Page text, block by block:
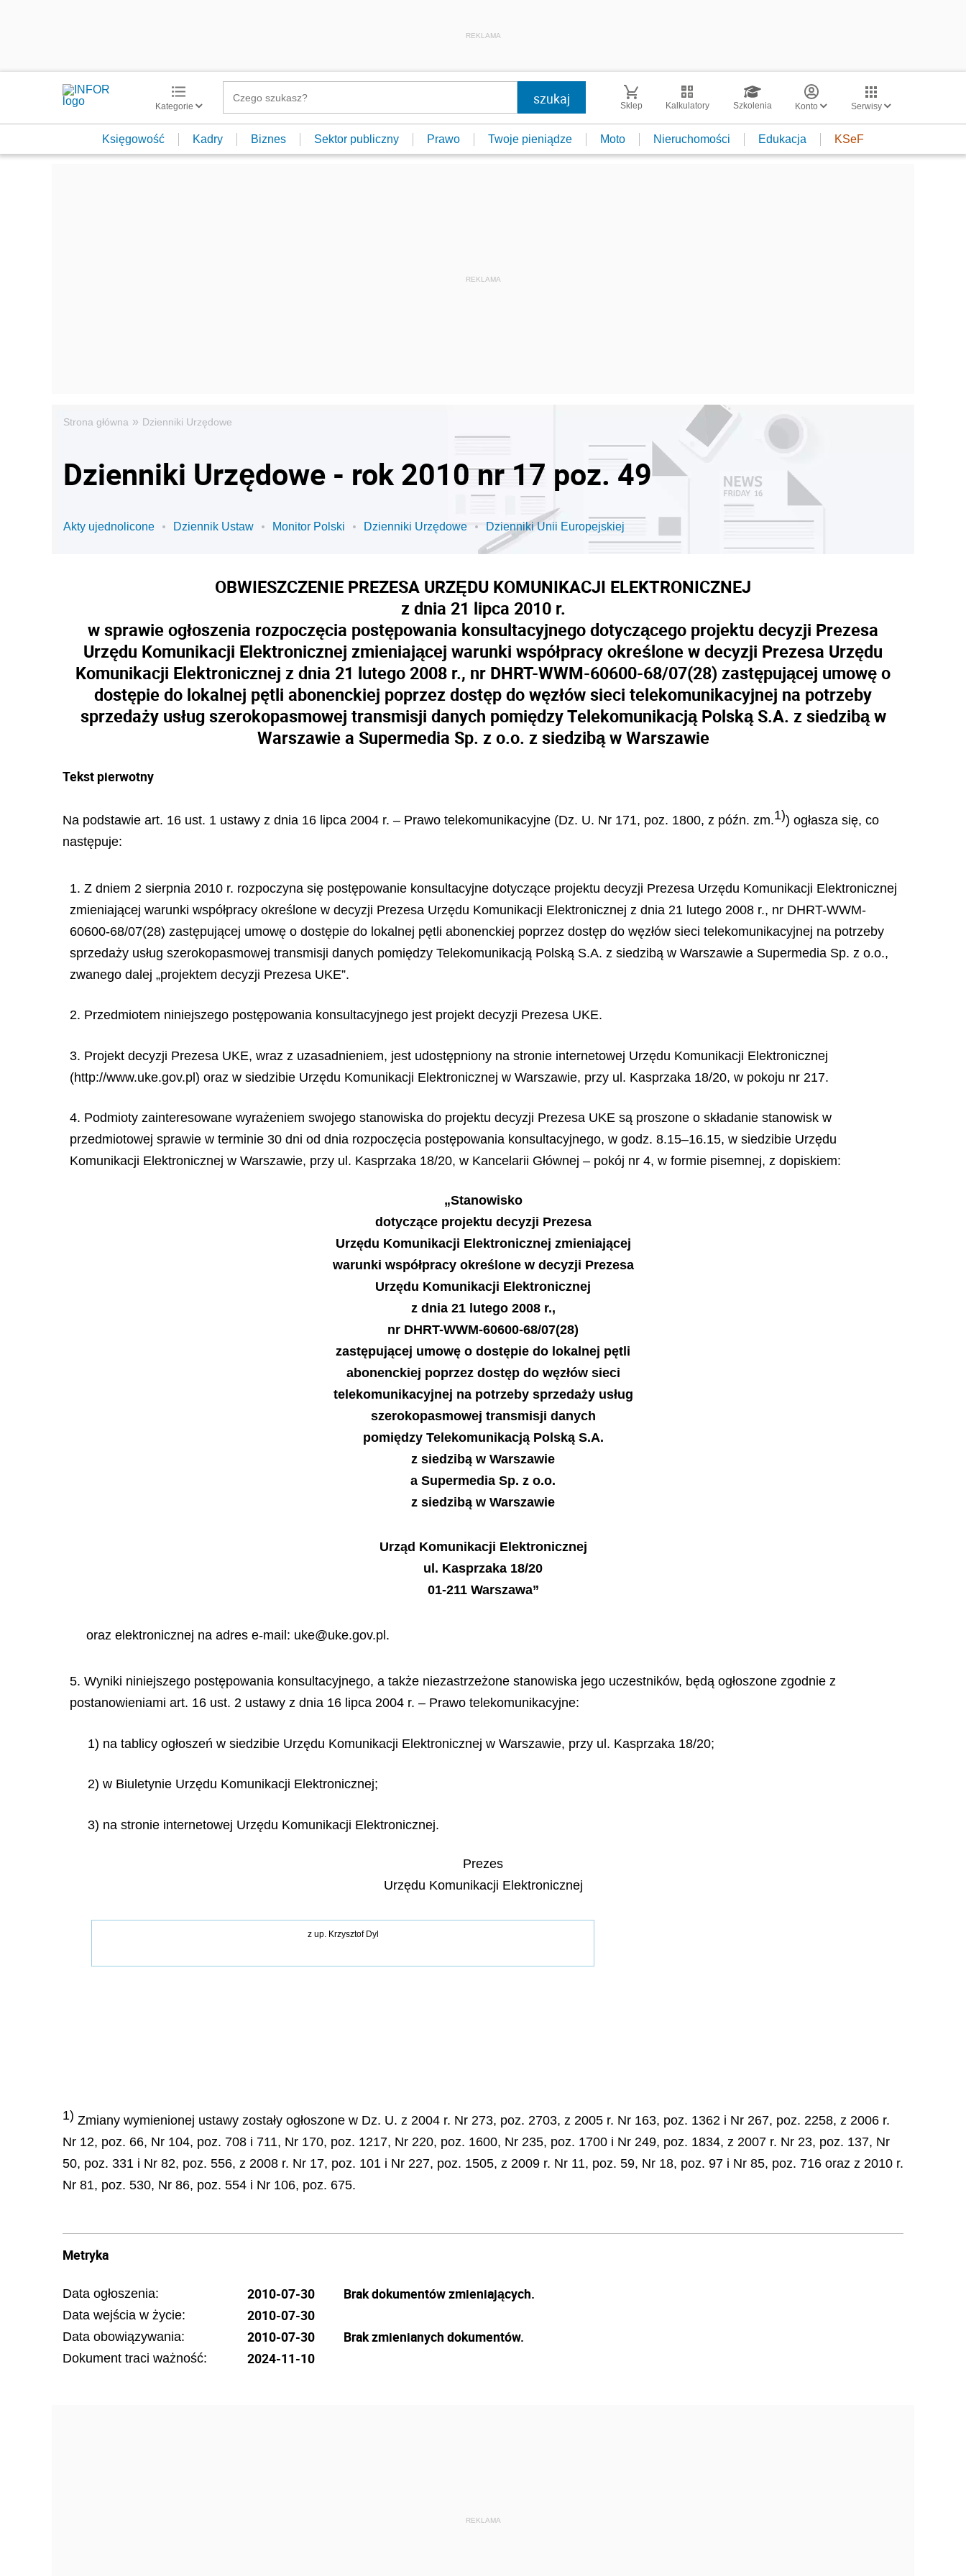
REKLAMA
Kategorie Sklep Kalkulatory Szkolenia Konto Serwisy
Księgowość Kadry Biznes Sektor publiczny Prawo Twoje pieniądze Moto Nieruchomości Edukacja KSeF
Strona główna » Dzienniki Urzędowe
Dzienniki Urzędowe - rok 2010 nr 17 poz. 49
Akty ujednolicone Dziennik Ustaw Monitor Polski Dzienniki Urzędowe Dzienniki Unii Europejskiej
OBWIESZCZENIE PREZESA URZĘDU KOMUNIKACJI ELEKTRONICZNEJ
z dnia 21 lipca 2010 r.
w sprawie ogłoszenia rozpoczęcia postępowania konsultacyjnego dotyczącego projektu decyzji Prezesa
Urzędu Komunikacji Elektronicznej zmieniającej warunki współpracy określone w decyzji Prezesa Urzędu
Komunikacji Elektronicznej z dnia 21 lutego 2008 r., nr DHRT-WWM-60600-68/07(28) zastępującej umowę o
dostępie do lokalnej pętli abonenckiej poprzez dostęp do węzłów sieci telekomunikacyjnej na potrzeby
sprzedaży usług szerokopasmowej transmisji danych pomiędzy Telekomunikacją Polską S.A. z siedzibą w
Warszawie a Supermedia Sp. z o.o. z siedzibą w Warszawie
Tekst pierwotny
Na podstawie art. 16 ust. 1 ustawy z dnia 16 lipca 2004 r. – Prawo telekomunikacyjne (Dz. U. Nr 171, poz. 1800, z późn. zm.1)) ogłasza się, co
następuje:
1. Z dniem 2 sierpnia 2010 r. rozpoczyna się postępowanie konsultacyjne dotyczące projektu decyzji Prezesa Urzędu Komunikacji Elektronicznej
zmieniającej warunki współpracy określone w decyzji Prezesa Urzędu Komunikacji Elektronicznej z dnia 21 lutego 2008 r., nr DHRT-WWM-
60600-68/07(28) zastępującej umowę o dostępie do lokalnej pętli abonenckiej poprzez dostęp do węzłów sieci telekomunikacyjnej na potrzeby
sprzedaży usług szerokopasmowej transmisji danych pomiędzy Telekomunikacją Polską S.A. z siedzibą w Warszawie a Supermedia Sp. z o.o.,
zwanego dalej „projektem decyzji Prezesa UKE”.
2. Przedmiotem niniejszego postępowania konsultacyjnego jest projekt decyzji Prezesa UKE.
3. Projekt decyzji Prezesa UKE, wraz z uzasadnieniem, jest udostępniony na stronie internetowej Urzędu Komunikacji Elektronicznej
(http://www.uke.gov.pl) oraz w siedzibie Urzędu Komunikacji Elektronicznej w Warszawie, przy ul. Kasprzaka 18/20, w pokoju nr 217.
4. Podmioty zainteresowane wyrażeniem swojego stanowiska do projektu decyzji Prezesa UKE są proszone o składanie stanowisk w
przedmiotowej sprawie w terminie 30 dni od dnia rozpoczęcia postępowania konsultacyjnego, w godz. 8.15–16.15, w siedzibie Urzędu
Komunikacji Elektronicznej w Warszawie, przy ul. Kasprzaka 18/20, w Kancelarii Głównej – pokój nr 4, w formie pisemnej, z dopiskiem:
„Stanowisko
dotyczące projektu decyzji Prezesa
Urzędu Komunikacji Elektronicznej zmieniającej
warunki współpracy określone w decyzji Prezesa
Urzędu Komunikacji Elektronicznej
z dnia 21 lutego 2008 r.,
nr DHRT-WWM-60600-68/07(28)
zastępującej umowę o dostępie do lokalnej pętli
abonenckiej poprzez dostęp do węzłów sieci
telekomunikacyjnej na potrzeby sprzedaży usług
szerokopasmowej transmisji danych
pomiędzy Telekomunikacją Polską S.A.
z siedzibą w Warszawie
a Supermedia Sp. z o.o.
z siedzibą w Warszawie
Urząd Komunikacji Elektronicznej
ul. Kasprzaka 18/20
01-211 Warszawa”
oraz elektronicznej na adres e-mail: uke@uke.gov.pl.
5. Wyniki niniejszego postępowania konsultacyjnego, a także niezastrzeżone stanowiska jego uczestników, będą ogłoszone zgodnie z
postanowieniami art. 16 ust. 2 ustawy z dnia 16 lipca 2004 r. – Prawo telekomunikacyjne:
1) na tablicy ogłoszeń w siedzibie Urzędu Komunikacji Elektronicznej w Warszawie, przy ul. Kasprzaka 18/20;
2) w Biuletynie Urzędu Komunikacji Elektronicznej;
3) na stronie internetowej Urzędu Komunikacji Elektronicznej.
Prezes
Urzędu Komunikacji Elektronicznej
z up. Krzysztof Dyl
1) Zmiany wymienionej ustawy zostały ogłoszone w Dz. U. z 2004 r. Nr 273, poz. 2703, z 2005 r. Nr 163, poz. 1362 i Nr 267, poz. 2258, z 2006 r.
Nr 12, poz. 66, Nr 104, poz. 708 i 711, Nr 170, poz. 1217, Nr 220, poz. 1600, Nr 235, poz. 1700 i Nr 249, poz. 1834, z 2007 r. Nr 23, poz. 137, Nr
50, poz. 331 i Nr 82, poz. 556, z 2008 r. Nr 17, poz. 101 i Nr 227, poz. 1505, z 2009 r. Nr 11, poz. 59, Nr 18, poz. 97 i Nr 85, poz. 716 oraz z 2010 r.
Nr 81, poz. 530, Nr 86, poz. 554 i Nr 106, poz. 675.
Metryka
Data ogłoszenia: 2010-07-30
Data wejścia w życie: 2010-07-30
Data obowiązywania: 2010-07-30
Dokument traci ważność: 2024-11-10
Brak dokumentów zmieniających.
Brak zmienianych dokumentów.